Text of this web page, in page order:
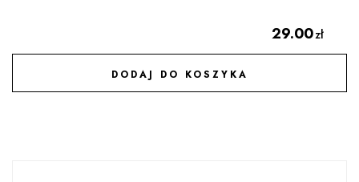
29.00zł
DODAJ DO KOSZYKA
DODAJ DO ULUBIONYCH